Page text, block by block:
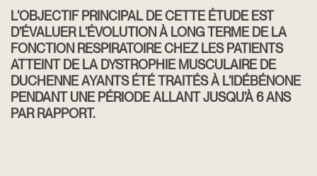
L’OBJECTIF PRINCIPAL DE CETTE ÉTUDE EST
D’ÉVALUER L’ÉVOLUTION À LONG TERME DE LA
FONCTION RESPIRATOIRE CHEZ LES PATIENTS
ATTEINT DE LA DYSTROPHIE MUSCULAIRE DE
DUCHENNE AYANTS ÉTÉ TRAITÉS À L’IDÉBÉNONE
PENDANT UNE PÉRIODE ALLANT JUSQU’À 6 ANS
PAR RAPPORT.